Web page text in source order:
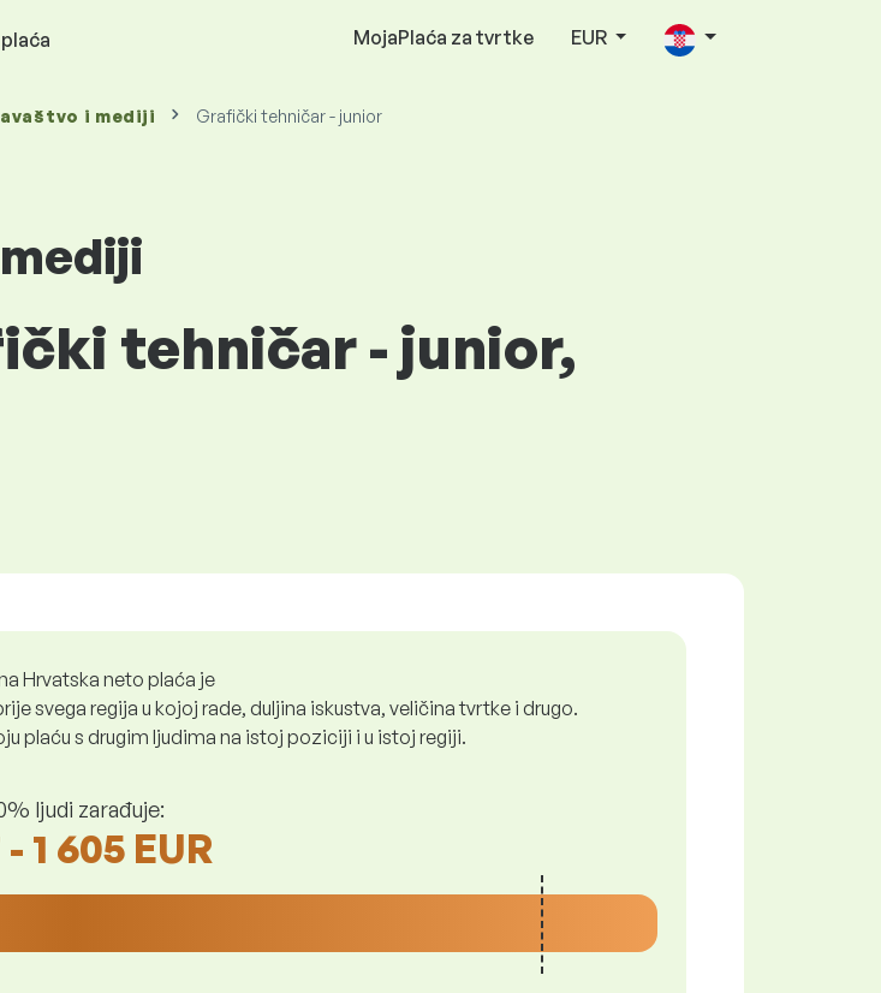
MojaPlaća za tvrtke EUR
i mediji Grafički tehničar - junior
tehničar - junior,
Hrvatska neto plaća je
svega regija u kojoj rade, duljina iskustva, veličina tvrtke i drugo.
plaću s drugim ljudima na istoj poziciji i u istoj regiji.
ljudi zarađuje:
1 605 EUR